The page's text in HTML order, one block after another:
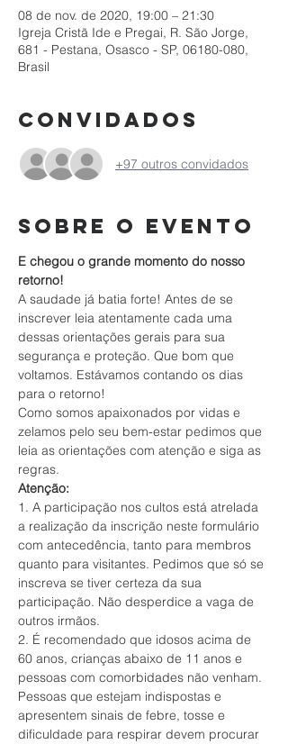
08 de nov. de 2020, 19:00 – 21:30
Igreja Cristã Ide e Pregai, R. São Jorge,
681 - Pestana, Osasco - SP, 06180-080,
Brasil
Convidados
+97 outros convidados
Sobre o evento
E chegou o grande momento do nosso
retorno!
A saudade já batia forte! Antes de se
inscrever leia atentamente cada uma
dessas orientações gerais para sua
segurança e proteção. Que bom que
voltamos. Estávamos contando os dias
para o retorno!
Como somos apaixonados por vidas e
zelamos pelo seu bem-estar pedimos que
leia as orientações com atenção e siga as
regras.
Atenção:
1. A participação nos cultos está atrelada
a realização da inscrição neste formulário
com antecedência, tanto para membros
quanto para visitantes. Pedimos que só se
inscreva se tiver certeza da sua
participação. Não desperdice a vaga de
outros irmãos.
2. É recomendado que idosos acima de
60 anos, crianças abaixo de 11 anos e
pessoas com comorbidades não venham.
Pessoas que estejam indispostas e
apresentem sinais de febre, tosse e
dificuldade para respirar devem procurar